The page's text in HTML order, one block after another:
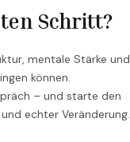
Schritt?
mentale Stärke und
können.
– und starte den
echter Veränderung.